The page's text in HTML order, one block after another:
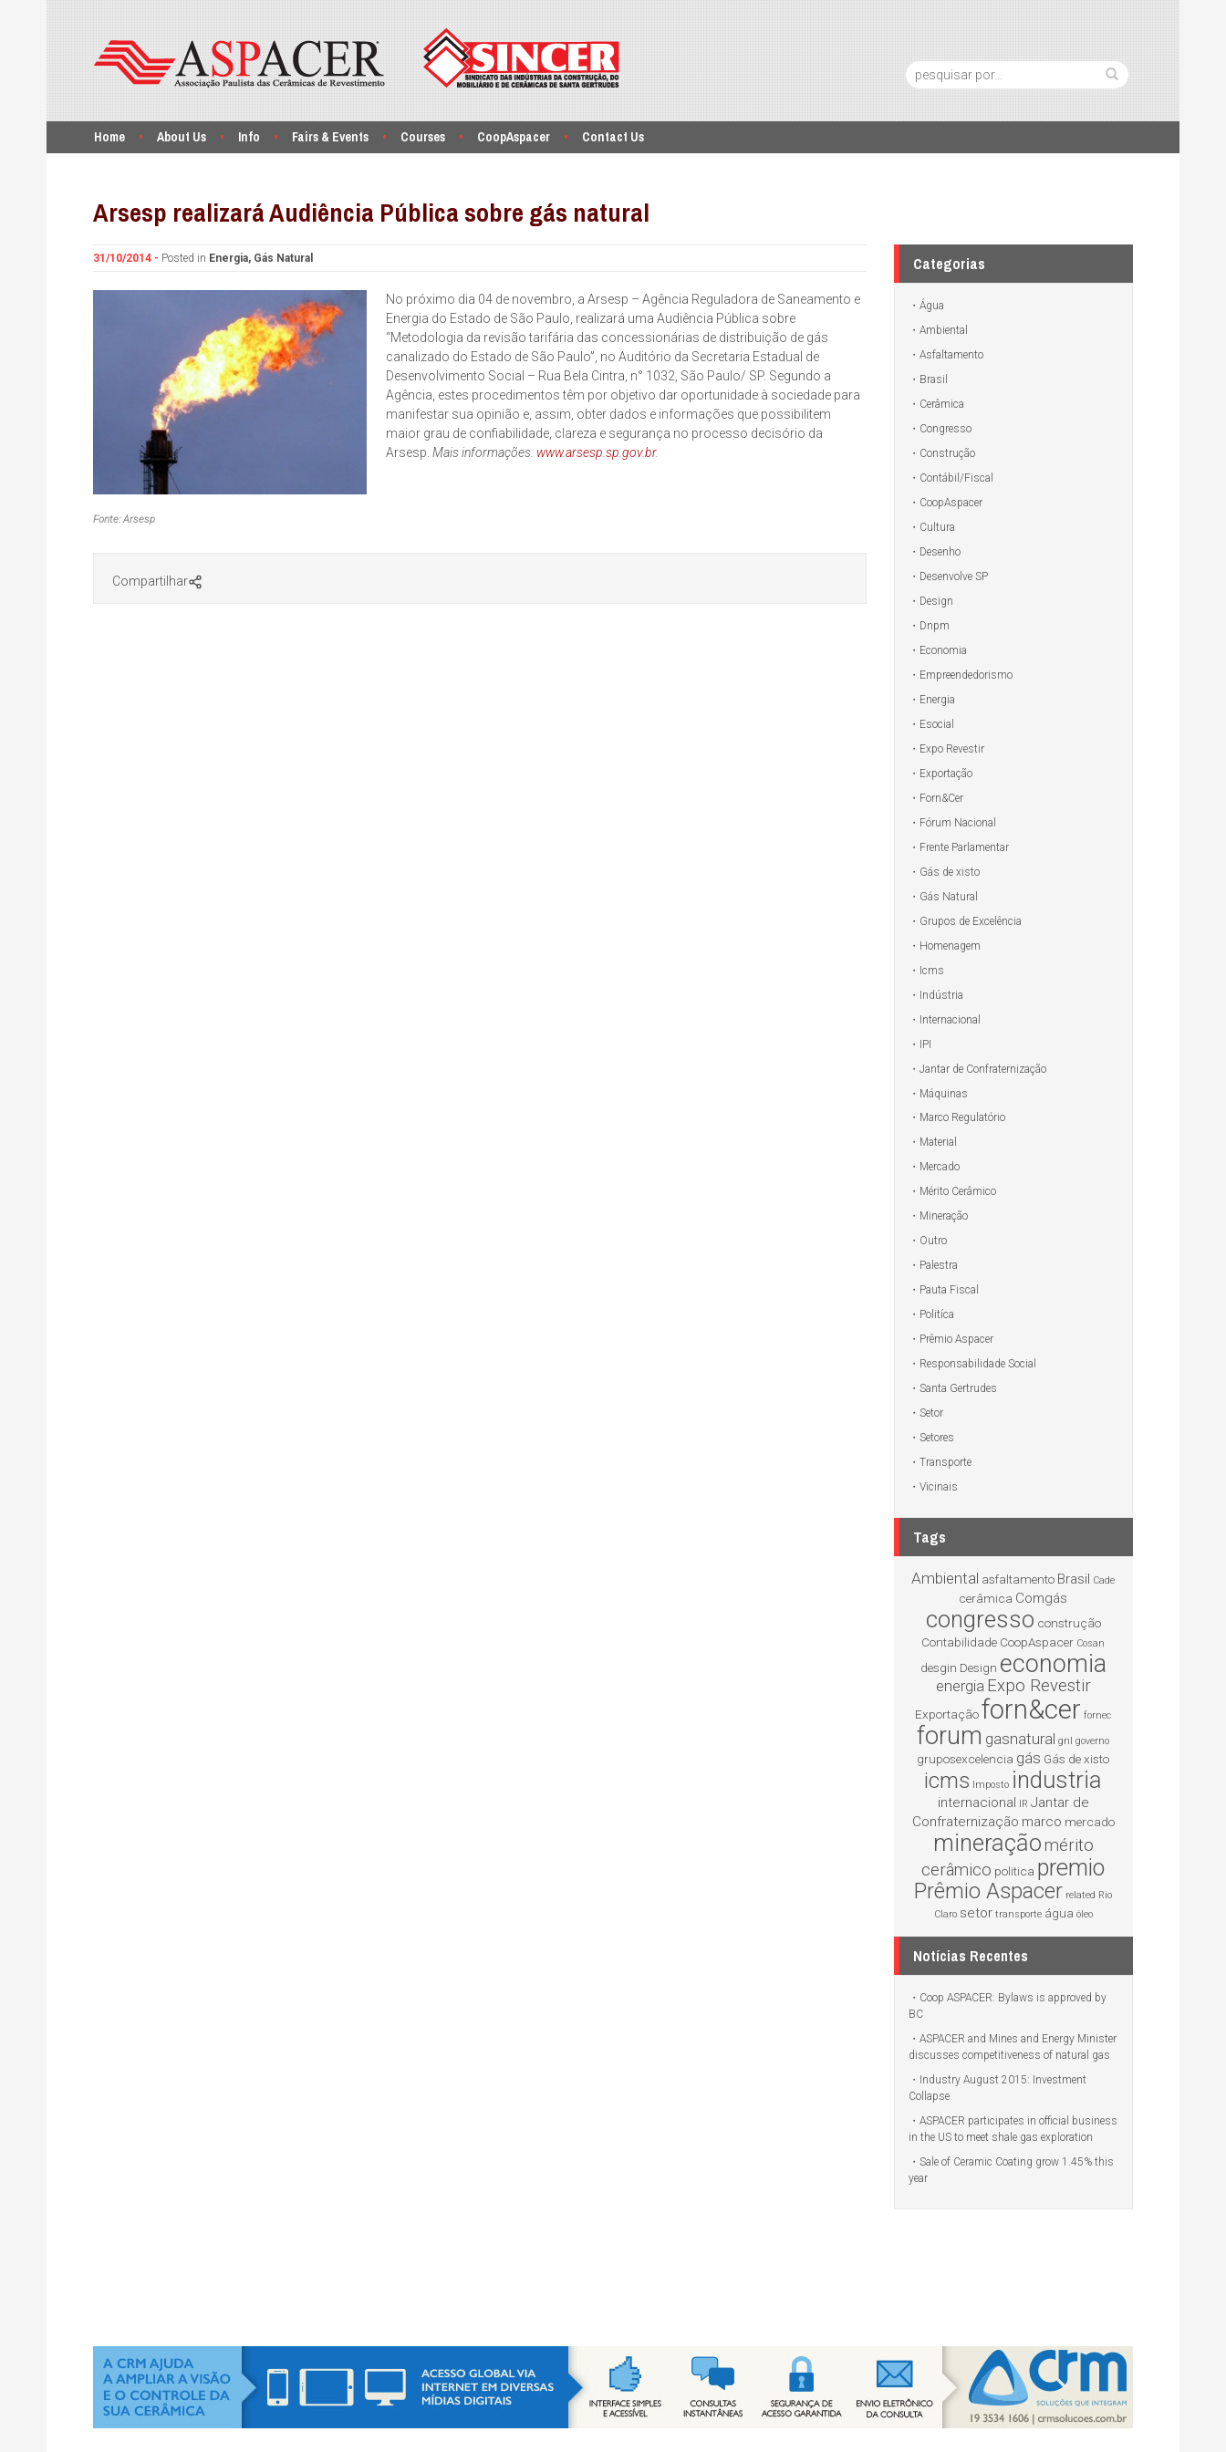
Home About Us Info Fairs & Events Courses CoopAspacer Contact Us
Pesquisa:
Arsesp realizará Audiência Pública sobre gás natural
31/10/2014 - Posted in Energia, Gás Natural
No próximo dia 04 de novembro, a Arsesp – Agência Reguladora de Saneamento e
Energia do Estado de São Paulo, realizará uma Audiência Pública sobre
“Metodologia da revisão tarifária das concessionárias de distribuição de gás
canalizado do Estado de São Paulo”, no Auditório da Secretaria Estadual de
Desenvolvimento Social – Rua Bela Cintra, n° 1032, São Paulo/ SP. Segundo a
Agência, estes procedimentos têm por objetivo dar oportunidade à sociedade para
manifestar sua opinião e, assim, obter dados e informações que possibilitem
maior grau de confiabilidade, clareza e segurança no processo decisório da
Arsesp. Mais informações: www.arsesp.sp.gov.br.
Fonte: Arsesp
Compartilhar
Categorias
Água
Ambiental
Asfaltamento
Brasil
Cerâmica
Congresso
Construção
Contábil/Fiscal
CoopAspacer
Cultura
Desenho
Desenvolve SP
Design
Dnpm
Economia
Empreendedorismo
Energia
Esocial
Expo Revestir
Exportação
Forn&Cer
Fórum Nacional
Frente Parlamentar
Gás de xisto
Gás Natural
Grupos de Excelência
Homenagem
Icms
Indústria
Internacional
IPI
Jantar de Confraternização
Máquinas
Marco Regulatório
Material
Mercado
Mérito Cerâmico
Mineração
Outro
Palestra
Pauta Fiscal
Politíca
Prêmio Aspacer
Responsabilidade Social
Santa Gertrudes
Setor
Setores
Transporte
Vicinais
Tags
Ambiental asfaltamento Brasil Cade
cerâmica Comgás
congresso construção
Contabilidade CoopAspacer Cosan
desgin Design economia
energia Expo Revestir
Exportação forn&cer fornec
forum gasnatural gnl governo
gruposexcelencia gás Gás de xisto
icms Imposto industria
internacional IR Jantar de
Confraternização marco mercado
mineração mérito
cerâmico politica premio
Prêmio Aspacer related Rio
Claro setor transporte água óleo
Notícias Recentes
Coop ASPACER: Bylaws is approved by
BC
ASPACER and Mines and Energy Minister
discusses competitiveness of natural gas
Industry August 2015: Investment
Collapse
ASPACER participates in official business
in the US to meet shale gas exploration
Sale of Ceramic Coating grow 1.45% this
year